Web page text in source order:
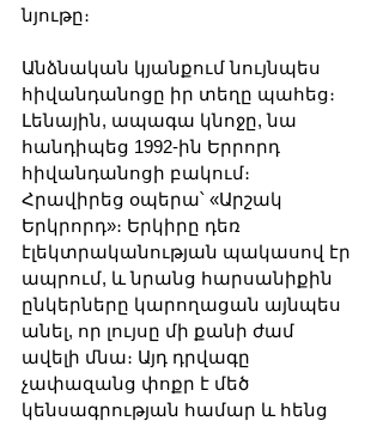
նյութը։
Անձնական կյանքում նույնպես
հիվանդանոցը իր տեղը պահեց։
Լենային, ապագա կնոջը, նա
հանդիպեց 1992-ին Երրորդ
հիվանդանոցի բակում։
Հրավիրեց օպերա՝ «Արշակ
Երկրորդ»։ Երկիրը դեռ
էլեկտրականության պակասով էր
ապրում, և նրանց հարսանիքին
ընկերները կարողացան այնպես
անել, որ լույսը մի քանի ժամ
ավելի մնա։ Այդ դրվագը
չափազանց փոքր է մեծ
կենսագրության համար և հենց